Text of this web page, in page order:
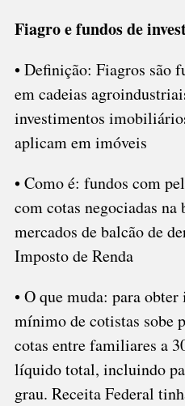
Fiagro e fundos de
• Definição: Fiagros são
em cadeias
investimentos
aplicam em imóveis
• Como é: fundos com
com cotas negociadas
mercados de balcão de
Imposto de Renda
• O que muda: para
mínimo de cotistas sobe
cotas entre familiares a
líquido total, incluindo
grau. Receita Federal